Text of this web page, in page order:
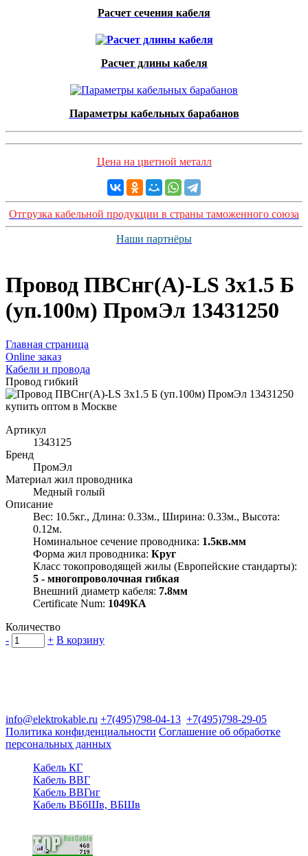
Расчет сечения кабеля
Расчет длины кабеля
Параметры кабельных барабанов
Цена на цветной металл
Отгрузка кабельной продукции в страны таможенного союза
Наши партнёры
Провод ПВСнг(А)-LS 3х1.5 Б
(уп.100м) ПромЭл 13431250
Главная страница
Оnline заказ
Кабели и провода
Провод гибкий
Артикул
1343125
Бренд
ПромЭл
Материал жил проводника
Медный голый
Описание
Вес: 10.5кг., Длина: 0.33м., Ширина: 0.33м., Высота:
0.12м.
Номинальное сечение проводника: 1.5кв.мм
Форма жил проводника: Круг
Класс токопроводящей жилы (Европейские стандарты):
5 - многопроволочная гибкая
Внешний диаметр кабеля: 7.8мм
Certificate Num: 1049КА
Количество
-
+ В корзину
info@elektrokable.ru +7(495)798-04-13 +7(495)798-29-05
Политика конфиденциальности Соглашение об обработке
персональных данных
Кабель КГ
Кабель ВВГ
Кабель ВВГнг
Кабель ВБбШв, ВБШв